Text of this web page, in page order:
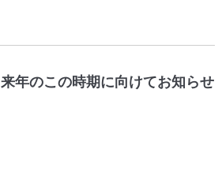
来年のこの時期に向けてお知らせ